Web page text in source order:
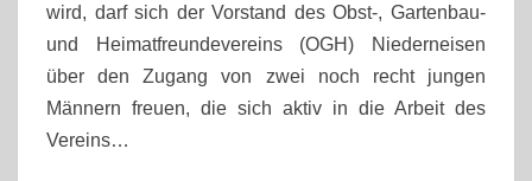
wird, darf sich der Vorstand des Obst-, Gartenbau-
und Heimatfreundevereins (OGH) Niederneisen
über den Zugang von zwei noch recht jungen
Männern freuen, die sich aktiv in die Arbeit des
Vereins…